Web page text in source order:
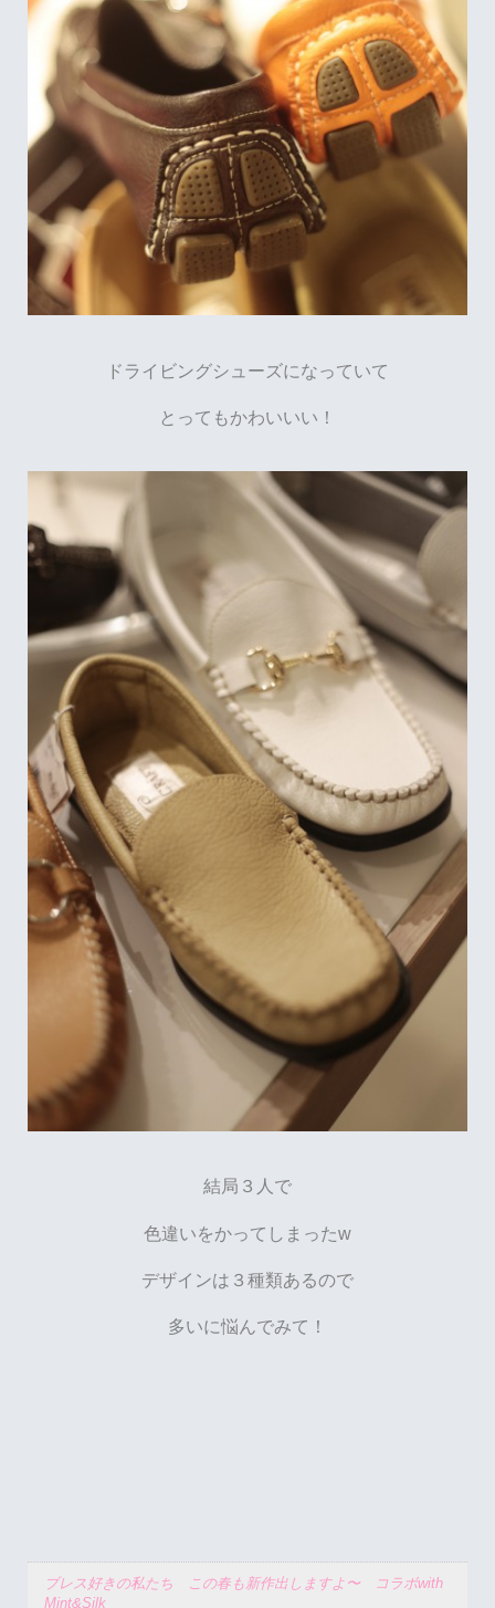
ドライビングシューズになっていて
とってもかわいいい！
結局３人で
色違いをかってしまったw
デザインは３種類あるので
多いに悩んでみて！
ブレス好きの私たち この春も新作出しますよ〜 コラボwith
Mint&Silk